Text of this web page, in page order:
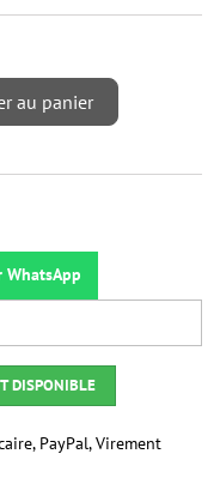
au panier
WhatsApp
DISPONIBLE
PayPal, Virement